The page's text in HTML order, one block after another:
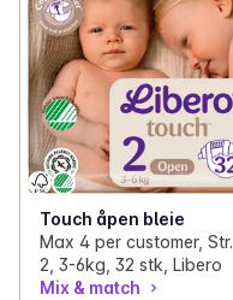
Touch åpen bleie
Max 4 per customer, Str.
2, 3-6kg, 32 stk, Libero
Mix & match